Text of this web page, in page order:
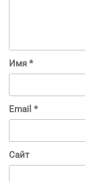
Имя *
Email *
Сайт